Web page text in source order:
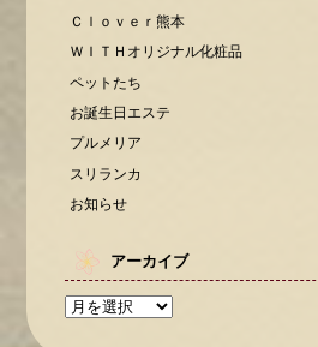
Ｃｌｏｖｅｒ熊本
ＷＩＴＨオリジナル化粧品
ペットたち
お誕生日エステ
プルメリア
スリランカ
お知らせ
アーカイブ